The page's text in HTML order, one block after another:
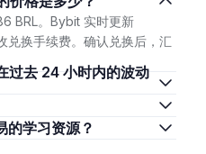
BRL。Bybit 实时更新
兑换手续费。确认兑换后，汇
的学习资源？